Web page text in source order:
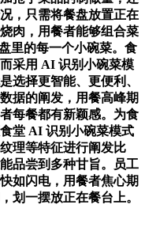
，只需将餐盘放置正在
肉，用餐者能够组合菜
里的每一个小碗菜。食
采用 AI 识别小碗菜模
选择更智能、更便利、
据的阐发，用餐高峰期
每餐都有新颖感。为食
堂 AI 识别小碗菜模式
理等特征进行阐发比
品尝到多种甘旨。员工
如闪电，用餐者焦心期
划一摆放正在餐台上。